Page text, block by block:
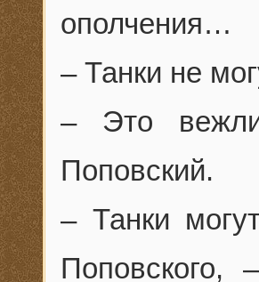
ополчения…
– Танки не
– Это
Поповский.
– Танки
Поповского,